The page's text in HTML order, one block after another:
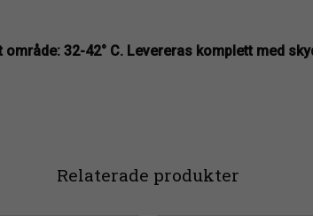
32-42° C. Levereras komplett med
Relaterade produkter